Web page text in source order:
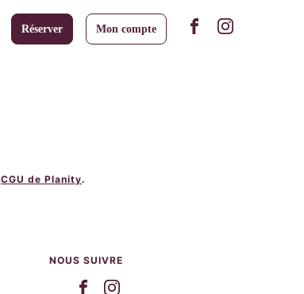
Réserver Mon compte
CGU de Planity.
NOUS SUIVRE